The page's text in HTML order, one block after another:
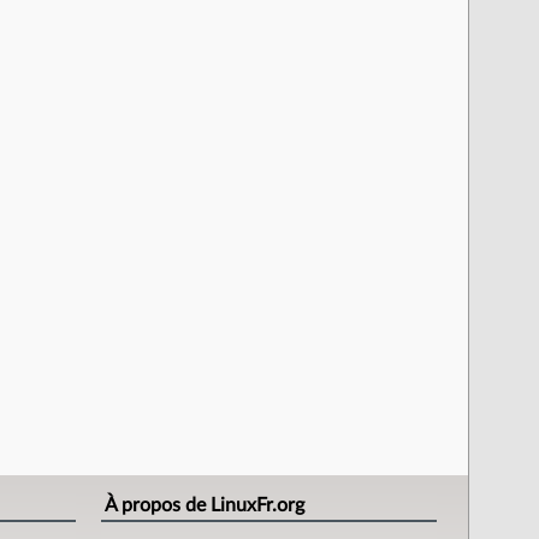
À propos de LinuxFr.org